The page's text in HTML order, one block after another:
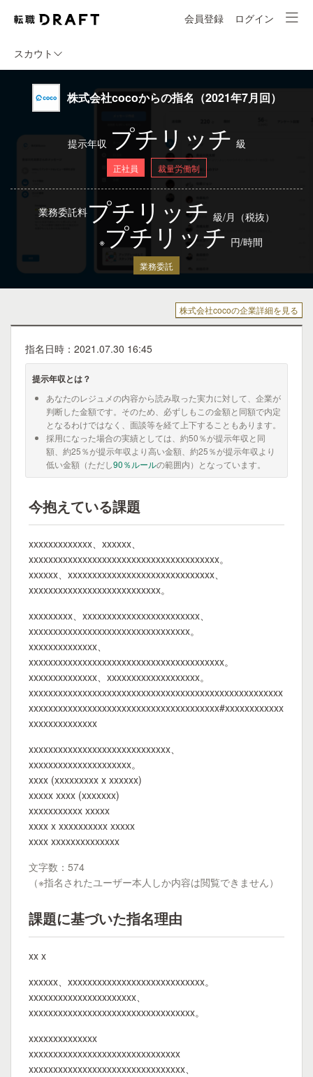
会員登録 ログイン
スカウト
株式会社cocoからの指名（2021年7月回）
提示年収 プチリッチ 級
正社員 裁量労働制
業務委託料プチリッチ 級/月（税抜）
※プチリッチ 円/時間
業務委託
株式会社cocoの企業詳細を見る
指名日時：2021.07.30 16:45
提示年収とは？
あなたのレジュメの内容から読み取った実力に対して、企業が
判断した金額です。そのため、必ずしもこの金額と同額で内定
となるわけではなく、面談等を経て上下することもあります。
採用になった場合の実績としては、約50％が提示年収と同
額、約25％が提示年収より高い金額、約25％が提示年収より
低い金額（ただし90％ルールの範囲内）となっています。
今抱えている課題
xxxxxxxxxxxxx、xxxxxx、
xxxxxxxxxxxxxxxxxxxxxxxxxxxxxxxxxxxxxxx。
xxxxxx、xxxxxxxxxxxxxxxxxxxxxxxxxxxxxx、
xxxxxxxxxxxxxxxxxxxxxxxxxxx。
xxxxxxxxx、xxxxxxxxxxxxxxxxxxxxxxxx、
xxxxxxxxxxxxxxxxxxxxxxxxxxxxxxxxx。
xxxxxxxxxxxxxx、
xxxxxxxxxxxxxxxxxxxxxxxxxxxxxxxxxxxxxxxx。
xxxxxxxxxxxxxx、xxxxxxxxxxxxxxxxxxx。
xxxxxxxxxxxxxxxxxxxxxxxxxxxxxxxxxxxxxxxxxxxxxxxxxxxx
xxxxxxxxxxxxxxxxxxxxxxxxxxxxxxxxxxxxxxx#xxxxxxxxxxxx
xxxxxxxxxxxxxx
xxxxxxxxxxxxxxxxxxxxxxxxxxxxx、
xxxxxxxxxxxxxxxxxxxxx。
xxxx (xxxxxxxxx x xxxxxx)
xxxxx xxxx (xxxxxxx)
xxxxxxxxxxx xxxxx
xxxx x xxxxxxxxxx xxxxx
xxxx xxxxxxxxxxxxxx
文字数：574
（※指名されたユーザー本人しか内容は閲覧できません）
課題に基づいた指名理由
xx x
xxxxxx、xxxxxxxxxxxxxxxxxxxxxxxxxxxx。
xxxxxxxxxxxxxxxxxxxxxx、
xxxxxxxxxxxxxxxxxxxxxxxxxxxxxxxxxx。
xxxxxxxxxxxxxx
xxxxxxxxxxxxxxxxxxxxxxxxxxxxxxx
xxxxxxxxxxxxxxxxxxxxxxxxxxxxxxxx、